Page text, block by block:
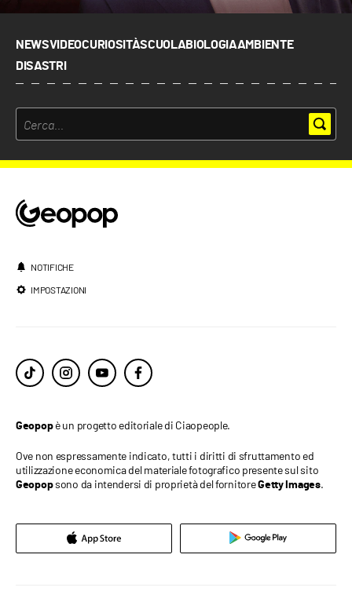
NEWSVIDEOCURIOSITÀSCUOLABIOLOGIAAMBIENTE
DISASTRI
NOTIFICHE
IMPOSTAZIONI
Geopopè un progetto editoriale di Ciaopeople.
Ove non espressamente indicato, tutti i diritti di sfruttamento ed
utilizzazione economica del materiale fotografico presente sul sito
Geopopsono da intendersi di proprietà del fornitoreGetty Images.